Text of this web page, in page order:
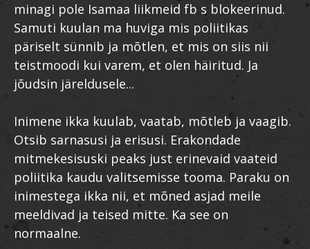
minagi pole Isamaa liikmeid fb s blokeerinud.
Samuti kuulan ma huviga mis poliitikas
päriselt sünnib ja mõtlen, et mis on siis nii
teistmoodi kui varem, et olen häiritud. Ja
jõudsin järeldusele...
Inimene ikka kuulab, vaatab, mõtleb ja vaagib.
Otsib sarnasusi ja erisusi. Erakondade
mitmekesisuski peaks just erinevaid vaateid
poliitika kaudu valitsemisse tooma. Paraku on
inimestega ikka nii, et mõned asjad meile
meeldivad ja teised mitte. Ka see on
normaalne.